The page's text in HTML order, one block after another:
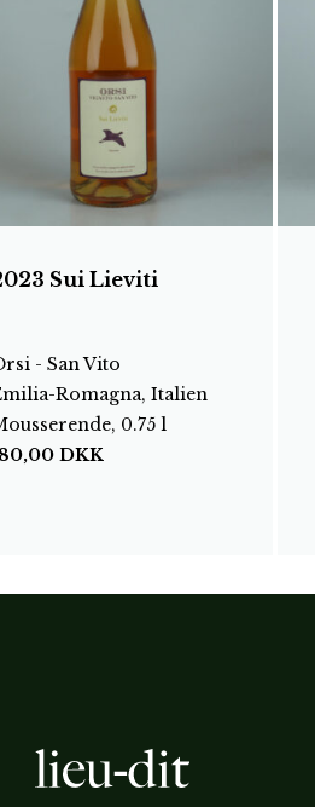
Sui Lieviti
- San Vito
Romagna, Italien
0.75 l
DKK